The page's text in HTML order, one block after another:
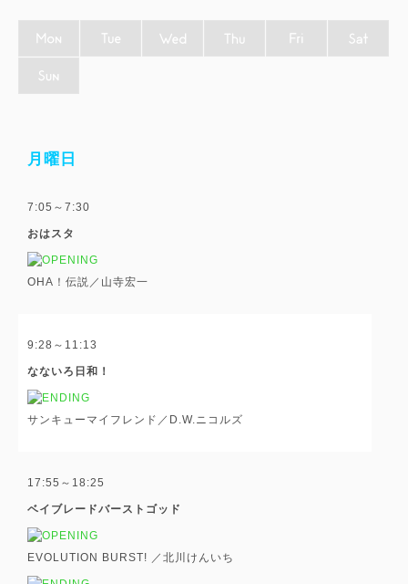
月曜日
7:05～7:30
おはスタ
OHA！伝説／山寺宏一
9:28～11:13
なないろ日和！
サンキューマイフレンド／D.W.ニコルズ
17:55～18:25
ベイブレードバーストゴッド
EVOLUTION BURST! ／北川けんいち